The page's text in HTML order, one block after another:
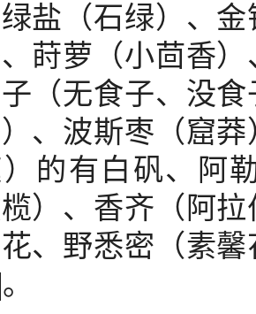
盐（石绿）、
莳萝（小茴香
（无食子、没
、波斯枣（窟
）的有白矾、阿
榄）、香齐（阿
、野悉密（素